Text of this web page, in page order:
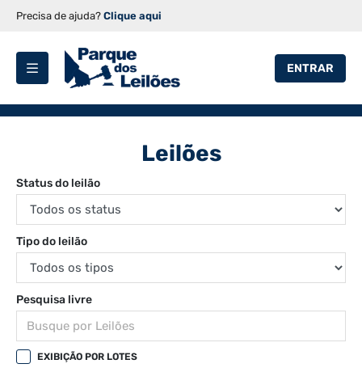
Precisa de ajuda? Clique aqui
ENTRAR
Leilões
Status do leilão
Tipo do leilão
Pesquisa livre
EXIBIÇÃO POR LOTES